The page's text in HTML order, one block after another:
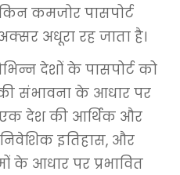
कमजोर पासपोर्ट
अधूरा रह जाता है।
देशों के पासपोर्ट को
संभावना के आधार पर
देश की आर्थिक और
इतिहास, और
के आधार पर प्रभावित